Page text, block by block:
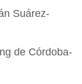
Suárez-
de Córdoba-